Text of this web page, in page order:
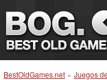
BestOldGames.net » Juegos